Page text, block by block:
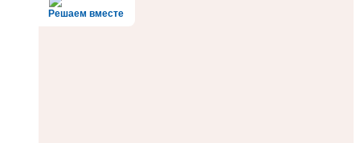
Решаем вместе